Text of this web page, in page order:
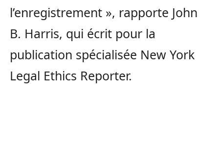
l’enregistrement », rapporte John
B. Harris, qui écrit pour la
publication spécialisée New York
Legal Ethics Reporter.